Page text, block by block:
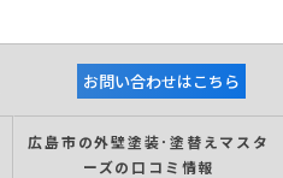
お問い合わせはこちら
広島市の外壁塗装･塗替えマスタ
ーズの口コミ情報